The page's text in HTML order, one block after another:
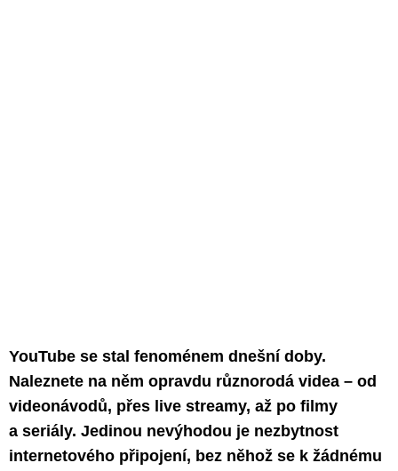
YouTube se stal fenoménem dnešní doby.
Naleznete na něm opravdu různorodá videa – od
videonávodů, přes live streamy, až po filmy
a seriály. Jedinou nevýhodou je nezbytnost
internetového připojení, bez něhož se k žádnému